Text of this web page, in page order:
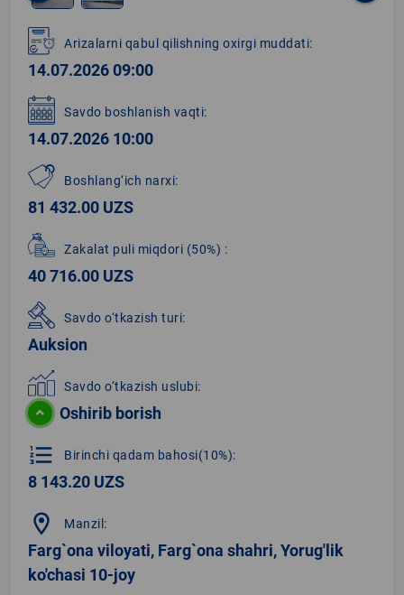
1
of
2
Arizalarni qabul qilishning oxirgi muddati:
14.07.2026 09:00
Savdo boshlanish vaqti:
14.07.2026 10:00
Boshlang‘ich narxi:
81 432.00 UZS
Zakalat puli miqdori (50%) :
40 716.00 UZS
Savdo o‘tkazish turi:
Auksion
Savdo o‘tkazish uslubi:
Oshirib borish
format_list_numbered Birinchi qadam bahosi(10%):
8 143.20 UZS
location_on Manzil:
Farg`ona viloyati, Farg`ona shahri, Yorug'lik
ko'chasi 10-joy